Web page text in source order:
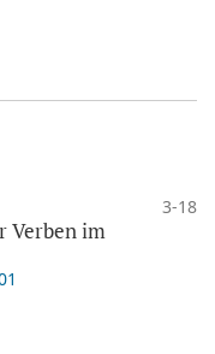
3-18
Verben im